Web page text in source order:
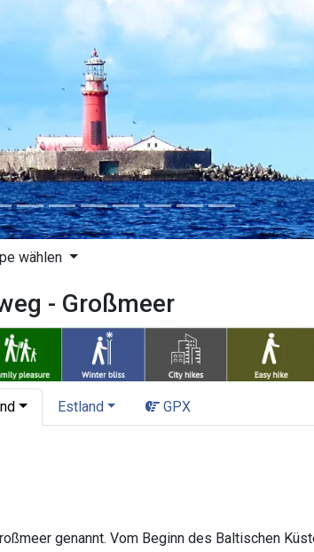
wählen
- Großmeer
Estland GPX
genannt. Vom Beginn des Baltischen